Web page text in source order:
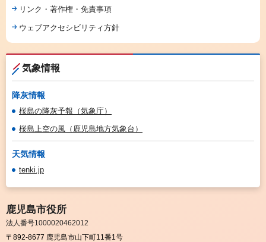
リンク・著作権・免責事項
ウェブアクセシビリティ方針
気象情報
降灰情報
桜島の降灰予報（気象庁）
桜島上空の風（鹿児島地方気象台）
天気情報
tenki.jp
鹿児島市役所
法人番号1000020462012
〒892-8677 鹿児島市山下町11番1号